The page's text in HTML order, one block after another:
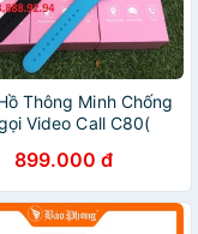
Thông Minh Chống
Video Call C80(
899.000 đ